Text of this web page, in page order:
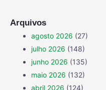
Arquivos
agosto 2026 (27)
julho 2026 (148)
junho 2026 (135)
maio 2026 (132)
abril 2026 (124)